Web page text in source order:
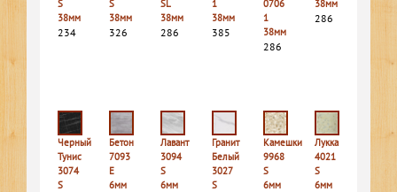
S
38мм
234
S
38мм
326
SL
38мм
286
1
38мм
385
0706
1
38мм
286
38мм
286
Черный
Тунис
3074
S
Бетон
7093
E
6мм
Лавант
3094
S
6мм
Гранит
Белый
3027
S
Камешки
9968
S
6мм
Лукка
4021
S
6мм